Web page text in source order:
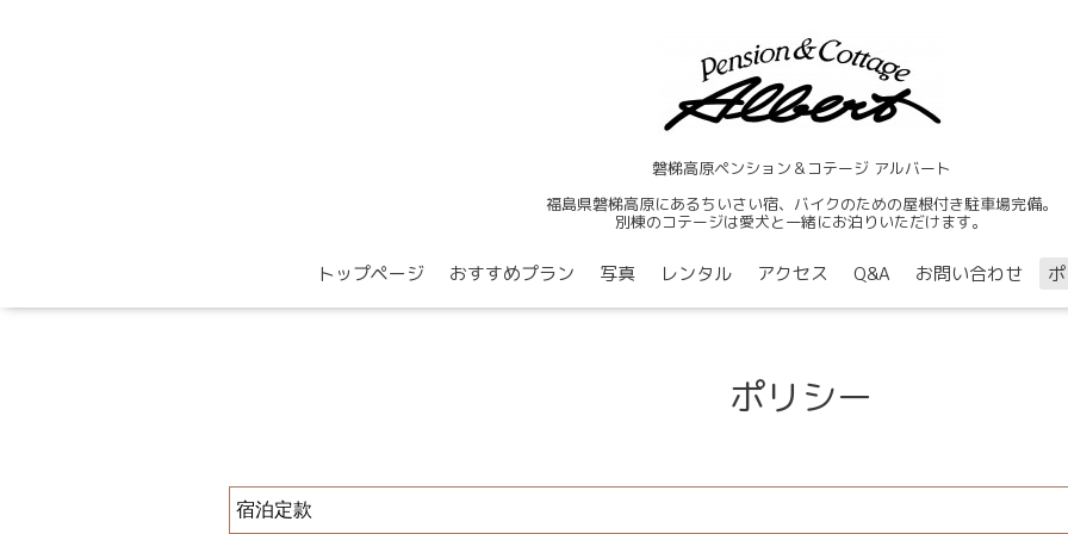
磐梯高原ペンション＆コテージ アルバート
福島県磐梯高原にあるちいさい宿、バイクのための屋根付き駐車場完備。
別棟のコテージは愛犬と一緒にお泊りいただけます。
トップページ おすすめプラン 写真 レンタル アクセス Q&A お問い合わせ
ポリシー
宿泊定款